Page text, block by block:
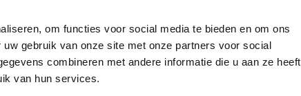
om functies voor social media te bieden en om ons
gebruik van onze site met onze partners voor social
combineren met andere informatie die u aan ze heeft
van hun services.